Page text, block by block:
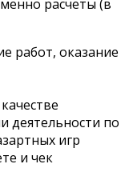
расчеты (в
работ, оказание
деятельности по
игр
и чек